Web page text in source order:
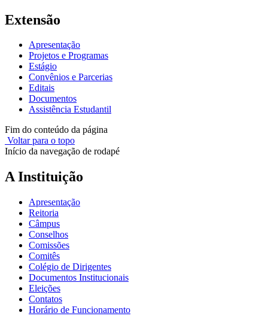
Extensão
Apresentação
Projetos e Programas
Estágio
Convênios e Parcerias
Editais
Documentos
Assistência Estudantil
Fim do conteúdo da página
Voltar para o topo
Início da navegação de rodapé
A Instituição
Apresentação
Reitoria
Câmpus
Conselhos
Comissões
Comitês
Colégio de Dirigentes
Documentos Institucionais
Eleições
Contatos
Horário de Funcionamento